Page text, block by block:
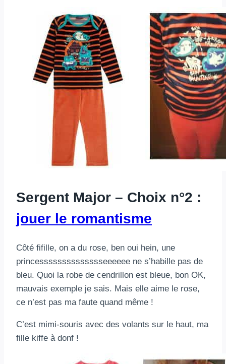
Sergent Major – Choix n°2 :
jouer le romantisme
Côté fifille, on a du rose, ben oui hein, une
princesssssssssssssseeeeee ne s’habille pas de
bleu. Quoi la robe de cendrillon est bleue, bon OK,
mauvais exemple je sais. Mais elle aime le rose,
ce n’est pas ma faute quand même !
C’est mimi-souris avec des volants sur le haut, ma
fille kiffe à donf !